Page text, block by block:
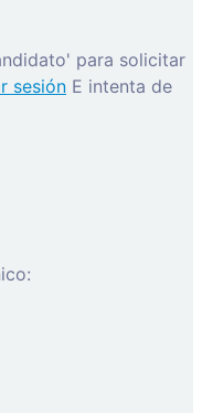
para solicitar
sesión E intenta de